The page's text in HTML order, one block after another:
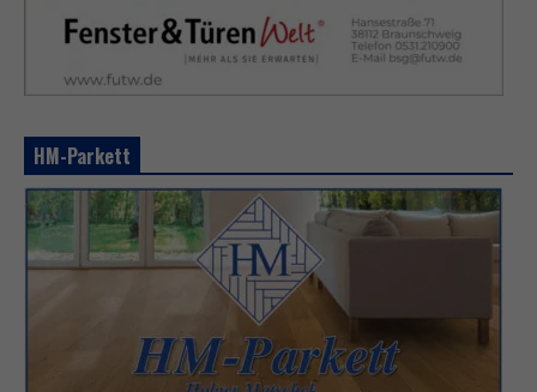
HM-Parkett